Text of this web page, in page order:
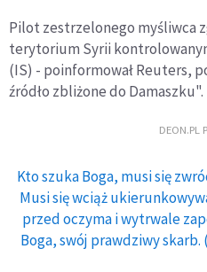
Pilot zestrzelonego myśliwca
terytorium Syrii
(IS) - poinformował Reuters,
źródło zbliżone do Damaszku".
DEON.PL
Kto szuka Boga, musi się
Musi się wciąż
przed oczyma i wytrwale
Boga, swój prawdziwy skarb.